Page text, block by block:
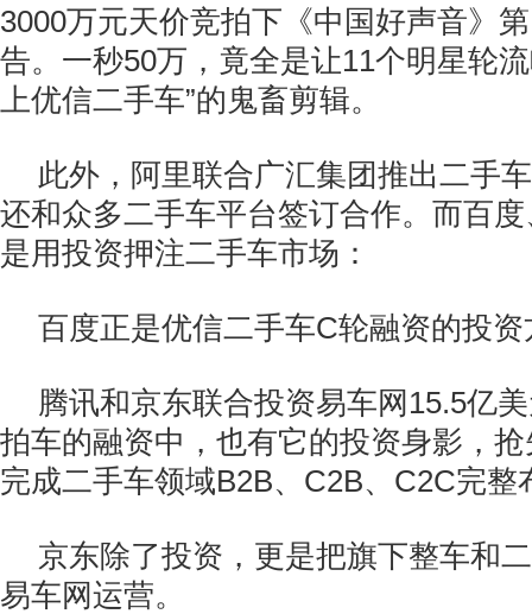
3000万元天价竞拍下《中国好声音》
告。一秒50万，竟全是让11个明星轮
上优信二手车”的鬼畜剪辑。
此外，阿里联合广汇集团推出二手
还和众多二手车平台签订合作。而百
是用投资押注二手车市场：
百度正是优信二手车C轮融资的投
腾讯和京东联合投资易车网15.5亿
拍车的融资中，也有它的投资身影，
完成二手车领域B2B、C2B、C2C完整
京东除了投资，更是把旗下整车和
易车网运营。